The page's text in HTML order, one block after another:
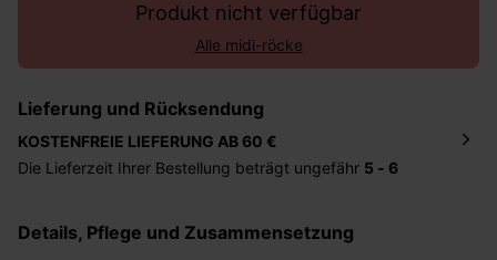
Produkt nicht verfügbar
Alle midi-röcke
Lieferung und Rücksendung
KOSTENFREIE LIEFERUNG AB 60 €
Die Lieferzeit Ihrer Bestellung beträgt ungefähr 5 - 6
betragen 2,95 Euro bei einem Bestellwert von unter 60
Details, Pflege und Zusammensetzung